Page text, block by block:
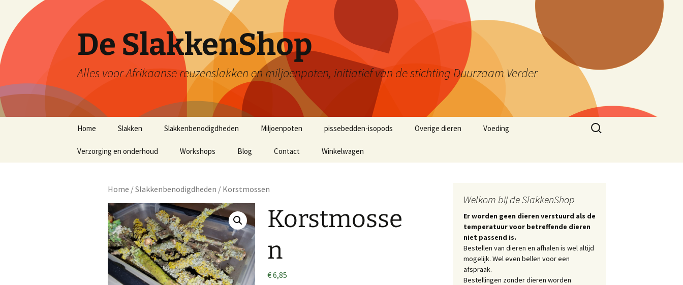
De SlakkenShop
Alles voor Afrikaanse reuzenslakken en miljoenpoten, initiatief van de stichting Duurzaam Verder
Home Slakken Slakkenbenodigdheden Miljoenpoten pissebedden-isopods Overige dieren Voeding
Verzorging en onderhoud Workshops Blog Contact Winkelwagen
Zoeken
naar:
Home /Slakkenbenodigdheden / Korstmossen
Korstmosse
n
€6,85
Welkom bij de SlakkenShop
Er worden geen dieren verstuurd als de
temperatuur voor betreffende dieren
niet passend is.
Bestellen van dieren en afhalen is wel altijd
mogelijk. Wel even bellen voor een
afspraak.
Bestellingen zonder dieren worden